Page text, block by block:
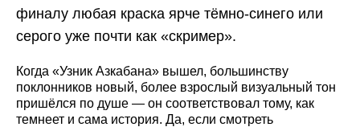
финалу любая краска ярче тёмно-синего или
серого уже почти как «скример».
Когда «Узник Азкабана» вышел, большинству
поклонников новый, более взрослый визуальный тон
пришёлся по душе — он соответствовал тому, как
темнеет и сама история. Да, если смотреть